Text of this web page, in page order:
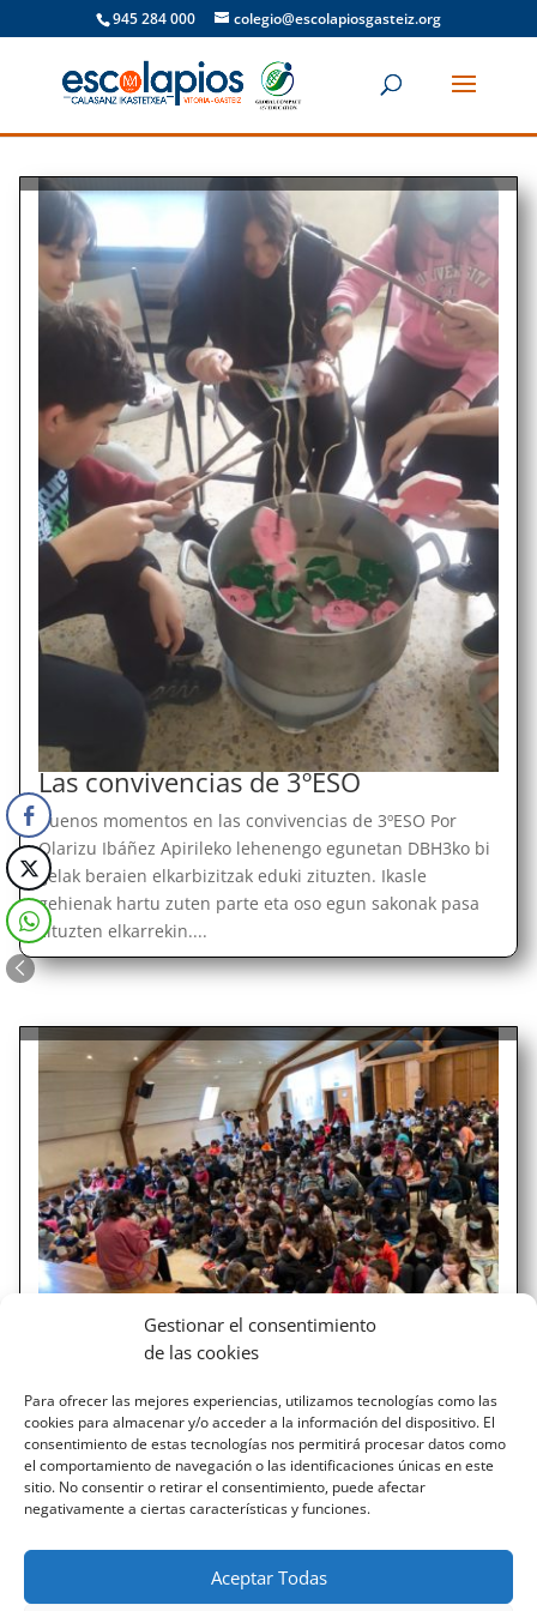
Gestionar el consentimiento
de las cookies
Para ofrecer las mejores experiencias, utilizamos tecnologías como las
cookies para almacenar y/o acceder a la información del dispositivo. El
consentimiento de estas tecnologías nos permitirá procesar datos como
el comportamiento de navegación o las identificaciones únicas en este
sitio. No consentir o retirar el consentimiento, puede afectar
negativamente a ciertas características y funciones.
Aceptar Todas
945 284 000 colegio@escolapiosgasteiz.org
Las convivencias de 3ºESO
Buenos momentos en las convivencias de 3ºESO Por
Olarizu Ibáñez Apirileko lehenengo egunetan DBH3ko bi
gelak beraien elkarbizitzak eduki zituzten. Ikasle
gehienak hartu zuten parte eta oso egun sakonak pasa
zituzten elkarrekin....
Irakuketaren astea
Irakurketa astea Apirileko lehenengo astean gure
irakurketaren astea ospatu genuen, liburuaren eguna
gertu zela eta. Oso aste polita izan zen, ekintzaz beteta.
Adibidez, ipuin ugari egin genituen, bai LHn bai DBHn
modu kooperatiboan egin genituen. DBH-ko ikasleek...
ENTRADAS SIGUIENTES »